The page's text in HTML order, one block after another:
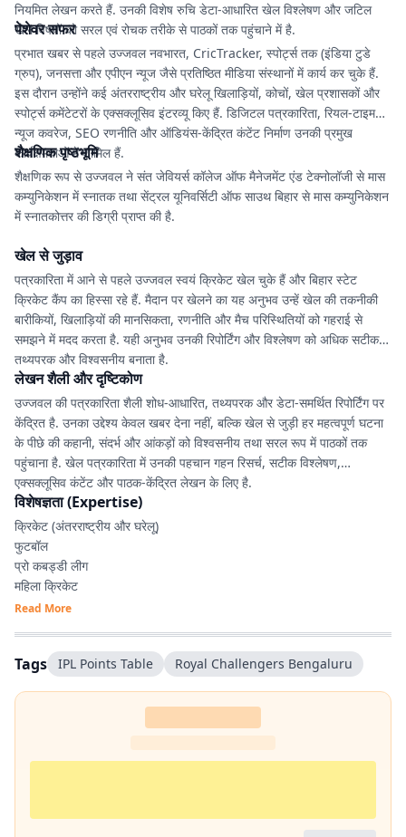
नियमित लेखन करते हैं. उनकी विशेष रुचि डेटा-आधारित खेल विश्लेषण और जटिल
खेल विषयों को सरल एवं रोचक तरीके से पाठकों तक पहुंचाने में है.
पेशेवर सफर
प्रभात खबर से पहले उज्जवल नवभारत, CricTracker, स्पोर्ट्स तक (इंडिया टुडे
ग्रुप), जनसत्ता और एपीएन न्यूज जैसे प्रतिष्ठित मीडिया संस्थानों में कार्य कर चुके हैं.
इस दौरान उन्होंने कई अंतरराष्ट्रीय और घरेलू खिलाड़ियों, कोचों, खेल प्रशासकों और
स्पोर्ट्स कमेंटेटरों के एक्सक्लूसिव इंटरव्यू किए हैं. डिजिटल पत्रकारिता, रियल-टाइम
न्यूज कवरेज, SEO रणनीति और ऑडियंस-केंद्रित कंटेंट निर्माण उनकी प्रमुख
कार्यक्षमताओं में शामिल हैं.
शैक्षणिक पृष्ठभूमि
शैक्षणिक रूप से उज्जवल ने संत जेवियर्स कॉलेज ऑफ मैनेजमेंट एंड टेक्नोलॉजी से मास
कम्युनिकेशन में स्नातक तथा सेंट्रल यूनिवर्सिटी ऑफ साउथ बिहार से मास कम्युनिकेशन
में स्नातकोत्तर की डिग्री प्राप्त की है.
खेल से जुड़ाव
पत्रकारिता में आने से पहले उज्जवल स्वयं क्रिकेट खेल चुके हैं और बिहार स्टेट
क्रिकेट कैंप का हिस्सा रहे हैं. मैदान पर खेलने का यह अनुभव उन्हें खेल की तकनीकी
बारीकियों, खिलाड़ियों की मानसिकता, रणनीति और मैच परिस्थितियों को गहराई से
समझने में मदद करता है. यही अनुभव उनकी रिपोर्टिंग और विश्लेषण को अधिक सटीक,
तथ्यपरक और विश्वसनीय बनाता है.
लेखन शैली और दृष्टिकोण
उज्जवल की पत्रकारिता शैली शोध-आधारित, तथ्यपरक और डेटा-समर्थित रिपोर्टिंग पर
केंद्रित है. उनका उद्देश्य केवल खबर देना नहीं, बल्कि खेल से जुड़ी हर महत्वपूर्ण घटना
के पीछे की कहानी, संदर्भ और आंकड़ों को विश्वसनीय तथा सरल रूप में पाठकों तक
पहुंचाना है. खेल पत्रकारिता में उनकी पहचान गहन रिसर्च, सटीक विश्लेषण,
एक्सक्लूसिव कंटेंट और पाठक-केंद्रित लेखन के लिए है.
विशेषज्ञता (Expertise)
क्रिकेट (अंतरराष्ट्रीय और घरेलू)
फुटबॉल
प्रो कबड्डी लीग
महिला क्रिकेट
IPL, रणजी ट्रॉफी, JPL एवं अन्य घरेलू टूर्नामेंट
SEO-आधारित डिजिटल कंटेंट
एक्सक्लूसिव इंटरव्यू
रिकॉर्ड्स, आंकड़े एवं रिसर्च आधारित रिपोर्टिंग
Read More
Tags IPL Points Table Royal Challengers Bengaluru